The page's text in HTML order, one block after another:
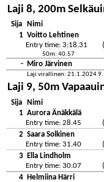
Laji 8, 200m
Sija Nimi
1 Voitto Lehtinen
Entry time: 3:18.31
50m: 40.57
- Miro Järvinen
Laji virallinen: 21.1.2024
Laji 9, 50m
Sija Nimi
1 Aurora Änäkkälä
Entry time: 28.45
2 Saara Solkinen
Entry time: 31.40
3
Ella Lindholm
Entry time: 30.07
4
Helmiina Härri